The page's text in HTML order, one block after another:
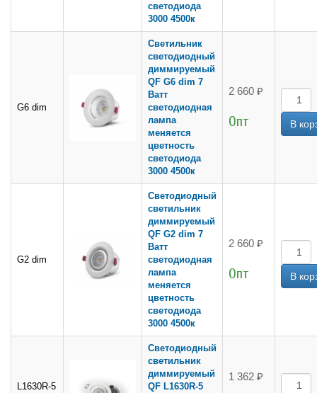
светодиода
3000 4500к
G6 dim
Cветильник
светодиодный
диммируемый
QF G6 dim 7
Ватт
светодиодная
лампа
меняется
цветность
светодиода
3000 4500к
2 660 ₽
Опт
G2 dim
Светодиодный
светильник
диммируемый
QF G2 dim 7
Ватт
светодиодная
лампа
меняется
цветность
светодиода
3000 4500к
2 660 ₽
Опт
L1630R-5
Светодиодный
светильник
диммируемый
QF L1630R-5
1 362 ₽